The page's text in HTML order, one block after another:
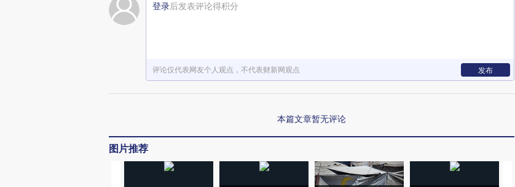
登录后发表评论得积分
评论仅代表网友个人观点，不代表财新网观点 发布
本篇文章暂无评论
图片推荐